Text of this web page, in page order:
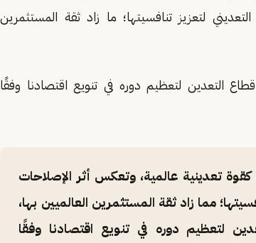
لتعزيز تنافسيتها؛ ما زاد ثقة المستثمرين
التعدين لتعظيم دوره في تنويع اقتصادنا وفقًا
تعدينية عالمية، وتعكس أثر الإصلاحات
مما زاد ثقة المستثمرين العالميين بها،
لتعظيم دوره في تنويع اقتصادنا وفقًا